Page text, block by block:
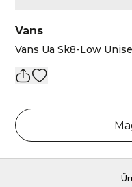
Vans
Vans Ua Sk8-Low